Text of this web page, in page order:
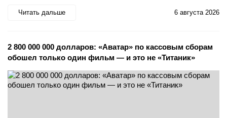
Читать дальше 6 августа 2026
2 800 000 000 долларов: «Аватар» по кассовым сборам
обошел только один фильм — и это не «Титаник»